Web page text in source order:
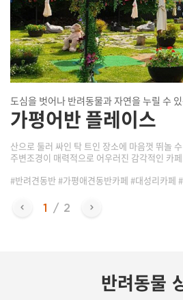
도심을 벗어나 반려동물과 자연을 누릴 수
가평어반 플레이스
산으로 둘러 싸인 탁 트인 장소에 마음껏 뛰놀
주변조경이 매력적으로 어우러진 감각적인 카
#반려견동반 #가평애견동반카페 #대성리카페
반려동물